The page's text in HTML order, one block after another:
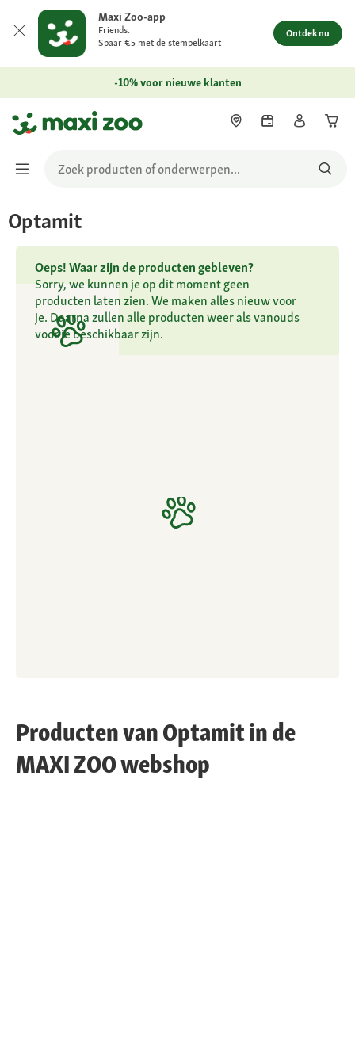
Maxi Zoo-app
Friends:
Spaar €5 met de stempelkaart
Ontdek nu
-10% voor nieuwe klanten
Optamit
Oeps! Waar zijn de producten gebleven?
Sorry, we kunnen je op dit moment geen
producten laten zien. We maken alles nieuw voor
je. Daarna zullen alle producten weer als vanouds
voor je beschikbaar zijn.
Producten van Optamit in de
MAXI ZOO webshop